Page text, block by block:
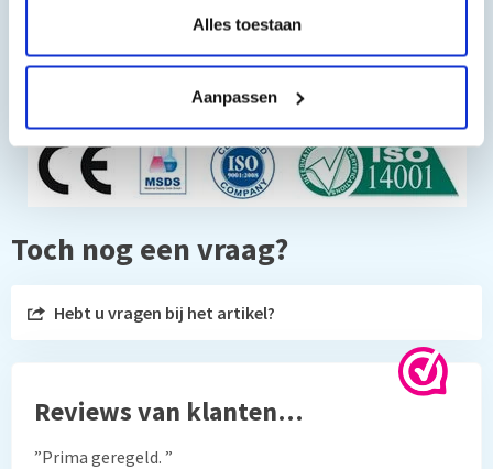
Alles toestaan
Aanpassen
HP Color LaserJet Pro M254dw
HP Color LaserJet Pro M254nw
HP Color LaserJet Pro MFP M280nw
HP Color LaserJet Pro MFP M281fdw
Toch nog een vraag?
Hebt u vragen bij het artikel?
Reviews van klanten…
”Prima geregeld. ”